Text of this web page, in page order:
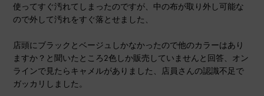
使ってすぐ汚れてしまったのですが、中の布が取り外し可能な
ので外して汚れをすぐ落とせました、
店頭にブラックとベージュしかなかったので他のカラーはあり
ますか？と聞いたところ2色しか販売していませんと回答、オン
ラインで見たらキャメルがありました、店員さんの認識不足で
ガッカリしました。